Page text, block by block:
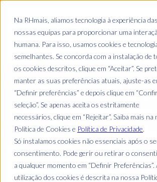
Na RHmais, aliamos tecnologia à experiência das
nossas equipas para proporcionar uma
humana. Para isso, usamos cookies e
semelhantes. Se concorda com a instalação de
os cookies descritos, clique em “Aceitar”. Se
manter as suas preferências atuais, ajuste-as
“Definir preferências” e depois clique em
seleção”. Se apenas aceita os estritamente
necessários, clique em “Rejeitar”. Saiba mais na
Política de Cookies e Política de Privacidade.
Só instalamos cookies não essenciais após o
consentimento. Pode gerir ou retirar o
a qualquer momento em “Definir Preferências”.
utilização dos cookies é descrita na nossa
Equipa
Conheça toda
de
Pessoas excelentes
de excelência.